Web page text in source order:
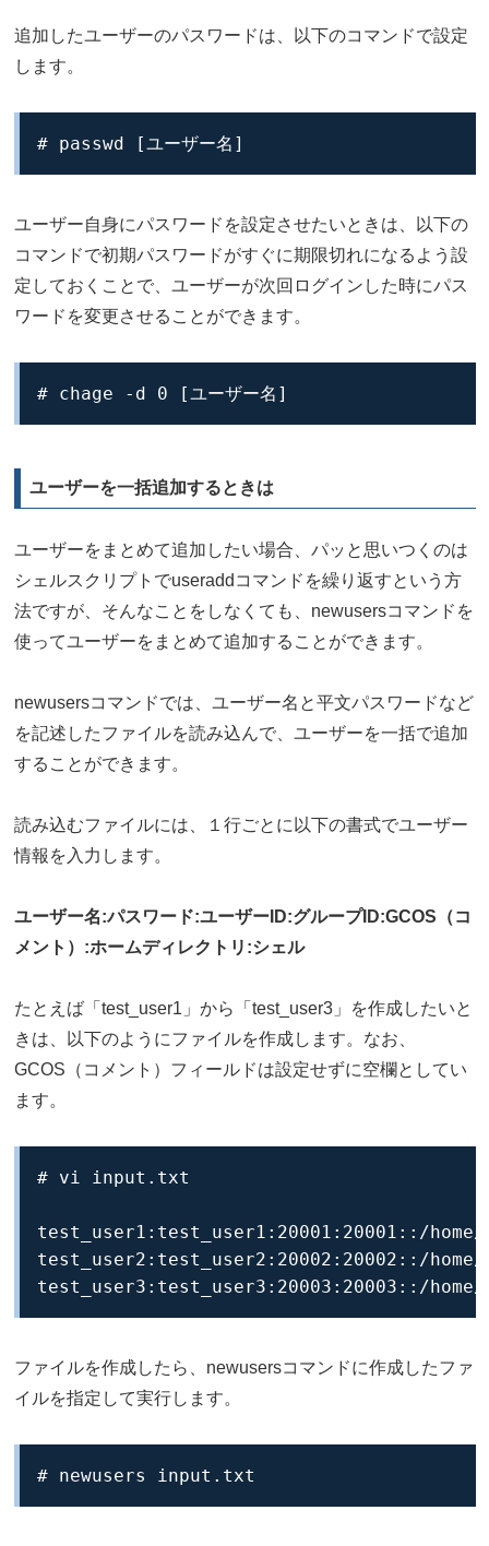
追加したユーザーのパスワードは、以下のコマンドで設定
します。
# passwd [ユーザー名]
ユーザー自身にパスワードを設定させたいときは、以下の
コマンドで初期パスワードがすぐに期限切れになるよう設
定しておくことで、ユーザーが次回ログインした時にパス
ワードを変更させることができます。
# chage -d 0 [ユーザー名]
ユーザーを一括追加するときは
ユーザーをまとめて追加したい場合、パッと思いつくのは
シェルスクリプトでuseraddコマンドを繰り返すという方
法ですが、そんなことをしなくても、newusersコマンドを
使ってユーザーをまとめて追加することができます。
newusersコマンドでは、ユーザー名と平文パスワードなど
を記述したファイルを読み込んで、ユーザーを一括で追加
することができます。
読み込むファイルには、１行ごとに以下の書式でユーザー
情報を入力します。
ユーザー名:パスワード:ユーザーID:グループID:GCOS（コ
メント）:ホームディレクトリ:シェル
たとえば「test_user1」から「test_user3」を作成したいと
きは、以下のようにファイルを作成します。なお、
GCOS（コメント）フィールドは設定せずに空欄としてい
ます。
# vi input.txt
test_user1:test_user1:20001:20001::/
test_user2:test_user2:20002:20002::/
test_user3:test_user3:20003:20003::/
ファイルを作成したら、newusersコマンドに作成したファ
イルを指定して実行します。
# newusers input.txt